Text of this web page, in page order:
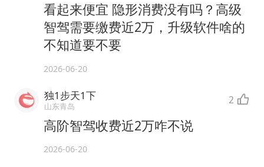
看起来便宜 隐形消费没有吗？高级
智驾需要缴费近2万，升级软件啥的
不知道要不要
2026-06-20
独1步天1下
山东青岛 2
高阶智驾收费近2万咋不说
2026-06-20